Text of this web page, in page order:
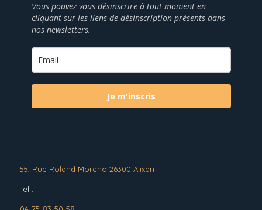
Vous pouvez vous désinscrire à tout moment en
cliquant sur les liens de désinscription présents dans
nos newsletters.
Je m'inscris
55, Rue Roland Moreno 26300 Alixan
Tel :